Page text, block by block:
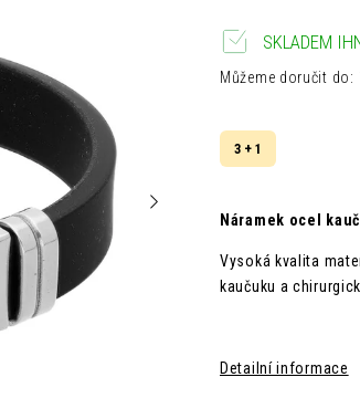
3 + 1
Náramek ocel
Vysoká kvalita
kaučuku a
Detailní informace
SKLADEM
Můžeme doručit do: